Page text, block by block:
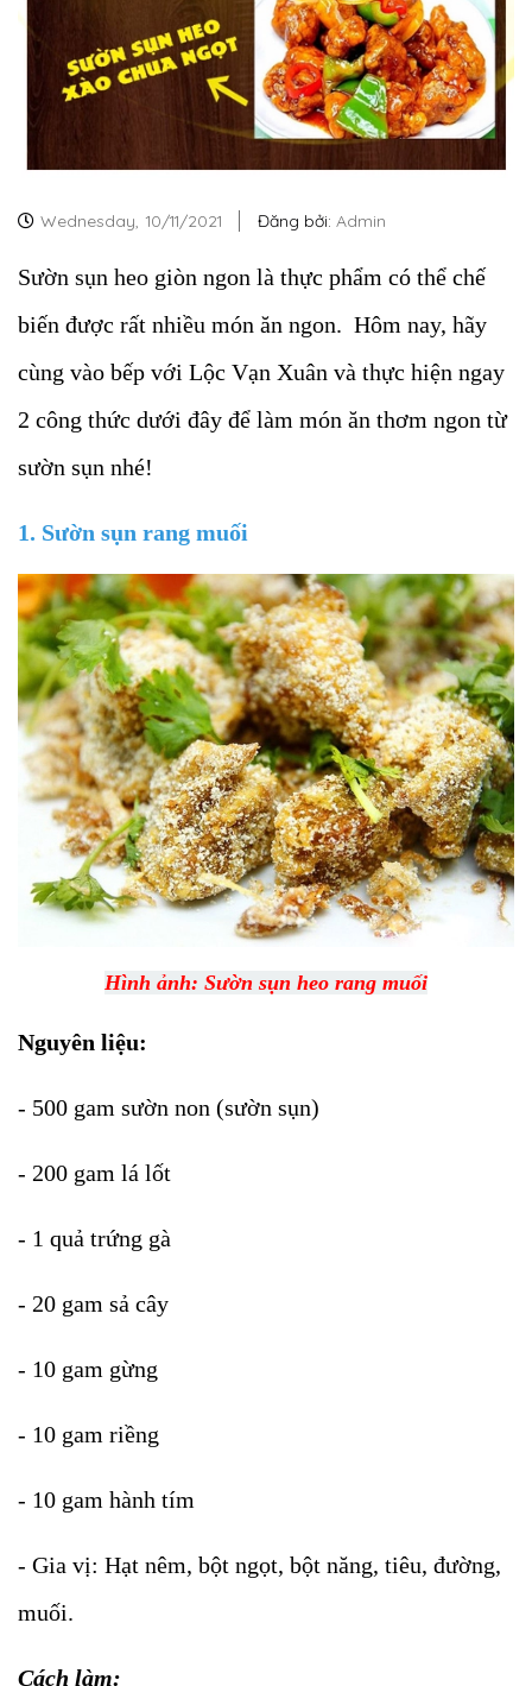
Wednesday, 10/11/2021 Đăng bởi: Admin
Sườn sụn heo giòn ngon là thực phẩm có thể chế
biến được rất nhiều món ăn ngon. Hôm nay, hãy
cùng vào bếp với Lộc Vạn Xuân và thực hiện ngay
2 công thức dưới đây để làm món ăn thơm ngon từ
sườn sụn nhé!
1. Sườn sụn rang muối
Hình ảnh: Sườn sụn heo rang muối
Nguyên liệu:
- 500 gam sườn non (sườn sụn)
- 200 gam lá lốt
- 1 quả trứng gà
- 20 gam sả cây
- 10 gam gừng
- 10 gam riềng
- 10 gam hành tím
- Gia vị: Hạt nêm, bột ngọt, bột năng, tiêu, đường,
muối.
Cách làm: